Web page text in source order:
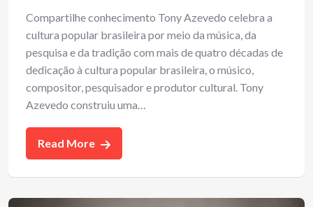
Compartilhe conhecimento Tony Azevedo celebra a
cultura popular brasileira por meio da música, da
pesquisa e da tradição com mais de quatro décadas de
dedicação à cultura popular brasileira, o músico,
compositor, pesquisador e produtor cultural. Tony
Azevedo construiu uma…
Read More